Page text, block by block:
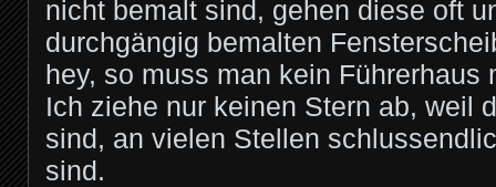
nicht bemalt sind, gehen diese oft
durchgängig bemalten
hey, so muss man kein Führerhaus
Ich ziehe nur keinen Stern ab, weil
sind, an vielen Stellen
sind.